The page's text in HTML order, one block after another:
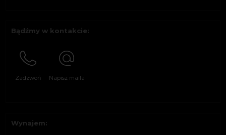
Bądźmy w kontakcie:
Zadzwoń Napisz maila
Wynajem: